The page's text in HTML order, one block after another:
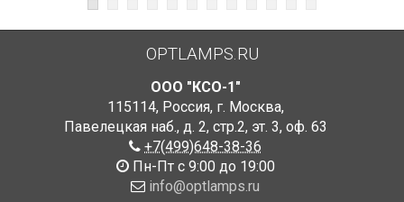
OPTLAMPS.RU
ООО "КСО-1"
115114, Россия, г. Москва,
Павелецкая наб., д. 2, стр.2, эт. 3, оф. 63
+7(499)648-38-36
Пн-Пт с 9:00 до 19:00
info@optlamps.ru